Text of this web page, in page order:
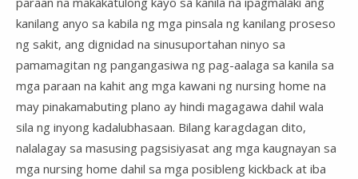
kanilang anyo sa kabila ng mga pinsala ng kanilang proseso
ng sakit, ang dignidad na sinusuportahan ninyo sa
pamamagitan ng pangangasiwa ng pag-aalaga sa kanila sa
mga paraan na kahit ang mga kawani ng nursing home na
may pinakamabuting plano ay hindi magagawa dahil wala
sila ng inyong kadalubhasaan. Bilang karagdagan dito,
nalalagay sa masusing pagsisiyasat ang mga kaugnayan sa
mga nursing home dahil sa mga posibleng kickback at iba